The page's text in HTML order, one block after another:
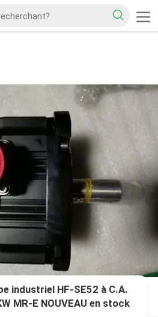
industriel HF-SE52 à C.A.
MR-E NOUVEAU en stock